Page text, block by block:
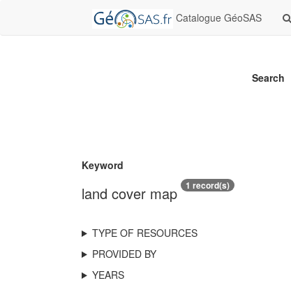
Catalogue GéoSAS
Search
Keyword
land cover map 1 record(s)
TYPE OF RESOURCES
PROVIDED BY
YEARS